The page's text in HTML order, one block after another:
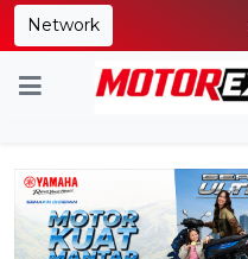
Network